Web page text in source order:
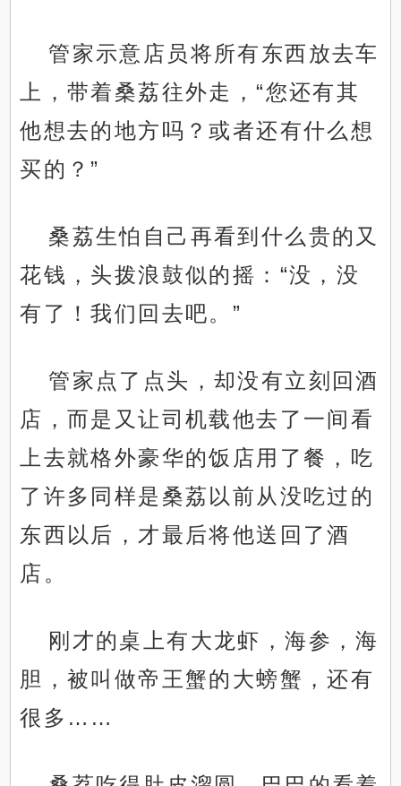
管家示意店员将所有东西放去车
上，带着桑荔往外走，“您还有其
他想去的地方吗？或者还有什么想
买的？”
桑荔生怕自己再看到什么贵的又
花钱，头拨浪鼓似的摇：“没，没
有了！我们回去吧。”
管家点了点头，却没有立刻回酒
店，而是又让司机载他去了一间看
上去就格外豪华的饭店用了餐，吃
了许多同样是桑荔以前从没吃过的
东西以后，才最后将他送回了酒
店。
刚才的桌上有大龙虾，海参，海
胆，被叫做帝王蟹的大螃蟹，还有
很多……